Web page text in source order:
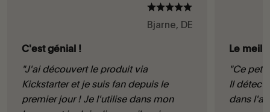
Bjarne, DE
C'est génial !
"J'ai découvert le produit via
Kickstarter et je suis fan depuis le
premier jour ! Je l'utilise dans mon
Le
"Ce
Il
dans